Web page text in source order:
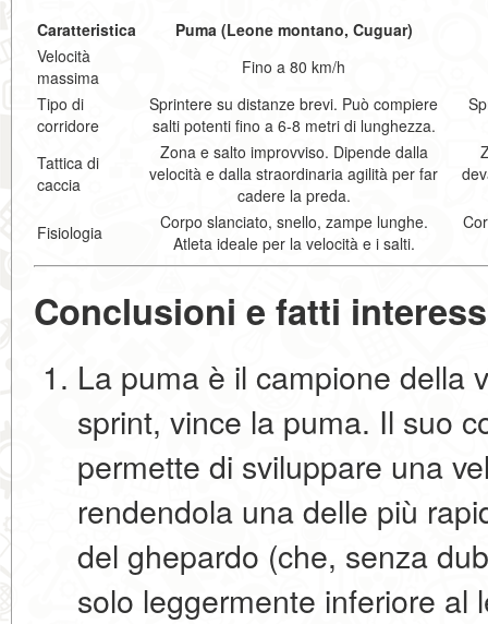
Caratteristica
Puma (Leone montano, Cuguar)
Velocità
massima
Fino a 80 km/h
Tipo di
corridore
Sprintere su distanze brevi. Può compiere
salti potenti fino a 6-8 metri di lunghezza.
Tattica di
caccia
Zona e salto improvviso. Dipende dalla
velocità e dalla straordinaria agilità per far
cadere la preda.
Fisiologia
Corpo slanciato, snello, zampe lunghe.
Atleta ideale per la velocità e i salti.
Conclusioni e fatti
La puma è il campione della
sprint, vince la puma. Il suo
permette di sviluppare una
rendendola una delle più
del ghepardo (che, senza
solo leggermente inferiore al